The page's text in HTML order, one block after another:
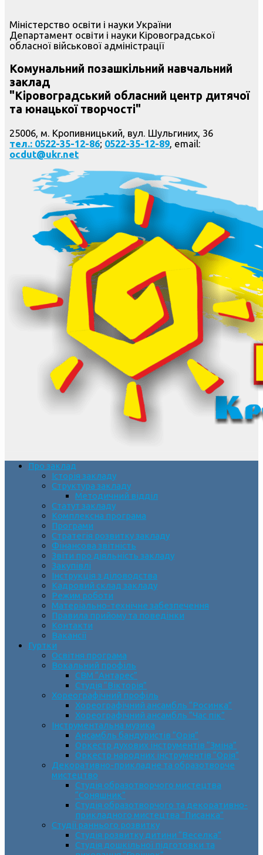
Міністерство освіти і науки України
Департамент освіти і науки Кіровоградської
обласної військової адміністрації
Комунальний позашкільний навчальний
заклад
"Кіровоградський обласний центр дитячої
та юнацької творчості"
25006, м. Кропивницький, вул. Шульгиних, 36
тел.: 0522-35-12-86; 0522-35-12-89, email:
ocdut@ukr.net
Про заклад
Історія закладу
Структура закладу
Методичний відділ
Статут закладу
Комплексна програма
Програми
Стратегія розвитку закладу
Фінансова звітність
Звіти про діяльність закладу
Закупівлі
Інструкція з діловодства
Кадровий склад закладу
Режим роботи
Матеріально-технічне забезпечення
Правила прийому та поведінки
Контакти
Вакансії
Гуртки
Освітня програма
Вокальний профіль
СВМ “Антарес”
Студія “Вікторія”
Хореографічний профіль
Хореографічний ансамбль “Росинка”
Хореографічний ансамбль “Час пік”
Інструментальна музика
Ансамбль бандуристів “Орія”
Оркестр духових інструментів “Зміна”
Оркестр народних інструментів “Орія”
Декоративно-прикладне та образотворче
мистецтво
Cтудія образотворчого мистецтва
“Соняшник”
Студія образотворчого та декоративно-
прикладного мистецтва “Писанка”
Студії раннього розвитку
Студія розвитку дитини “Веселка”
Студія дошкільної підготовки та